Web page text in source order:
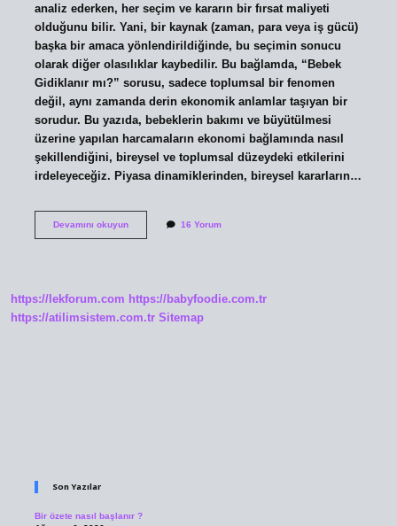
analiz ederken, her seçim ve kararın bir fırsat maliyeti
olduğunu bilir. Yani, bir kaynak (zaman, para veya iş gücü)
başka bir amaca yönlendirildiğinde, bu seçimin sonucu
olarak diğer olasılıklar kaybedilir. Bu bağlamda, “Bebek
Gidiklanır mı?” sorusu, sadece toplumsal bir fenomen
değil, aynı zamanda derin ekonomik anlamlar taşıyan bir
sorudur. Bu yazıda, bebeklerin bakımı ve büyütülmesi
üzerine yapılan harcamaların ekonomi bağlamında nasıl
şekillendiğini, bireysel ve toplumsal düzeydeki etkilerini
irdeleyeceğiz. Piyasa dinamiklerinden, bireysel kararların…
Devamını okuyunBebek
16 Yorum
https://lekforum.com https://babyfoodie.com.tr
https://atilimsistem.com.tr Sitemap
Son Yazılar
Bir özete nasıl başlanır ?